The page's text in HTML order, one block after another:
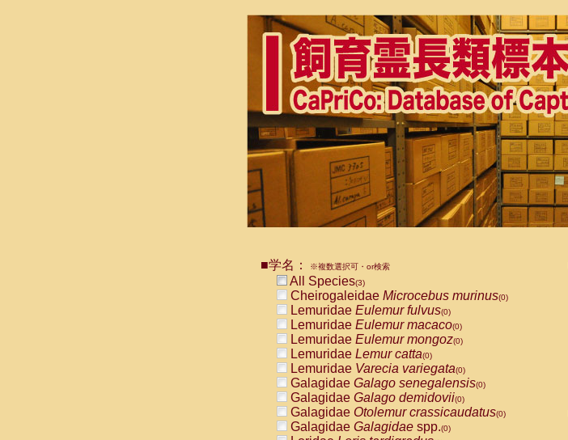
■学名： ※複数選択可・or検索
All Species(3)
Cheirogaleidae Microcebus murinus(0)
Lemuridae Eulemur fulvus(0)
Lemuridae Eulemur macaco(0)
Lemuridae Eulemur mongoz(0)
Lemuridae Lemur catta(0)
Lemuridae Varecia variegata(0)
Galagidae Galago senegalensis(0)
Galagidae Galago demidovii(0)
Galagidae Otolemur crassicaudatus(0)
Galagidae Galagidae spp.(0)